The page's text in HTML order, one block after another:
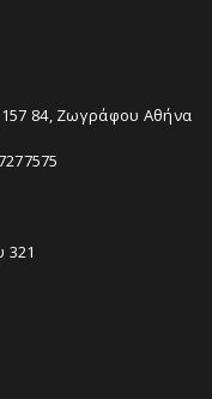
84, Ζωγράφου Αθήνα
321